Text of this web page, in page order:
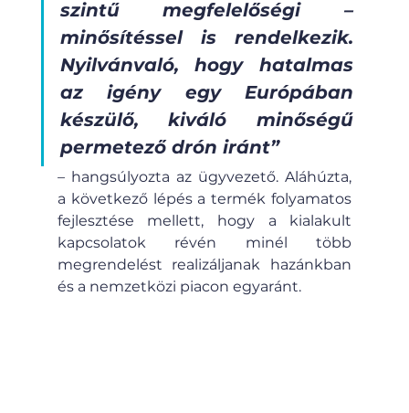
szintű megfelelőségi –
minősítéssel is rendelkezik.
Nyilvánvaló, hogy hatalmas
az igény egy Európában
készülő, kiváló minőségű
permetező drón iránt”
– hangsúlyozta az ügyvezető. Aláhúzta,
a következő lépés a termék folyamatos
fejlesztése mellett, hogy a kialakult
kapcsolatok révén minél több
megrendelést realizáljanak hazánkban
és a nemzetközi piacon egyaránt.